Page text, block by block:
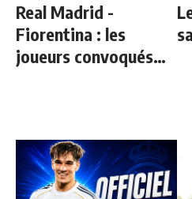
Real Madrid -
Fiorentina : les
joueurs convoqués